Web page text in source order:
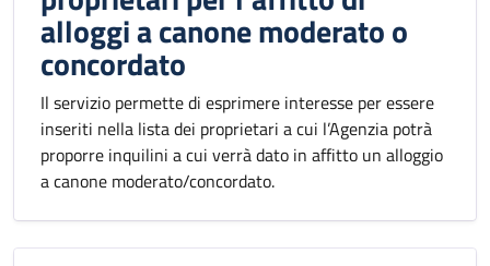
alloggi a canone moderato o
concordato
Il servizio permette di esprimere interesse per essere
inseriti nella lista dei proprietari a cui l’Agenzia potrà
proporre inquilini a cui verrà dato in affitto un alloggio
a canone moderato/concordato.